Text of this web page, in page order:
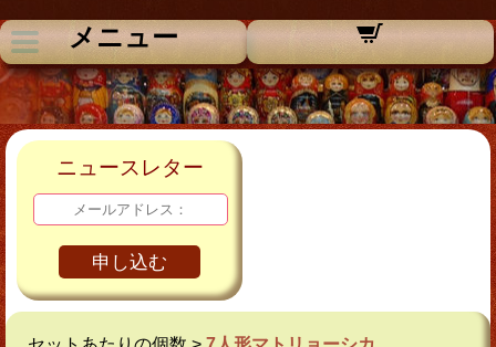
メニュー
ニュースレター
申し込む